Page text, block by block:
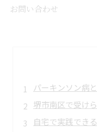
お問い合わせ
パーキンソン病
堺市南区で受け
自宅で実践でき